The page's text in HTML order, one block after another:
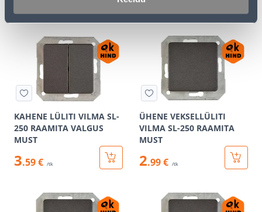
KAHENE LÜLITI VILMA SL-
250 RAAMITA VALGUS
MUST
3.59 € /tk
ÜHENE VEKSELLÜLITI
VILMA SL-250 RAAMITA
MUST
2.99 € /tk